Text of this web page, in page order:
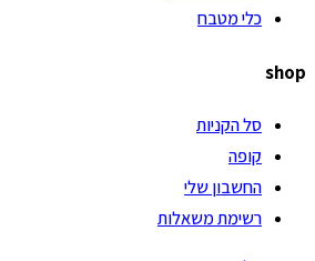
כלי מטבח
shop
סל הקניות
קופה
החשבון שלי
רשימת משאלות